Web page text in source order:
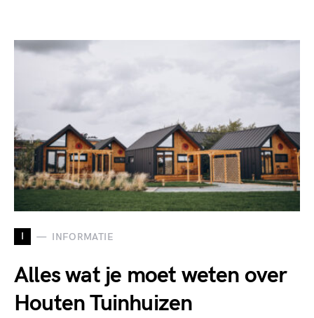
I INFORMATIE
Alles wat je moet weten over
Houten Tuinhuizen